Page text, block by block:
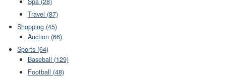
Travel (87)
Shopping (45)
Auction (66)
Sports (64)
Baseball (129)
Football (48)